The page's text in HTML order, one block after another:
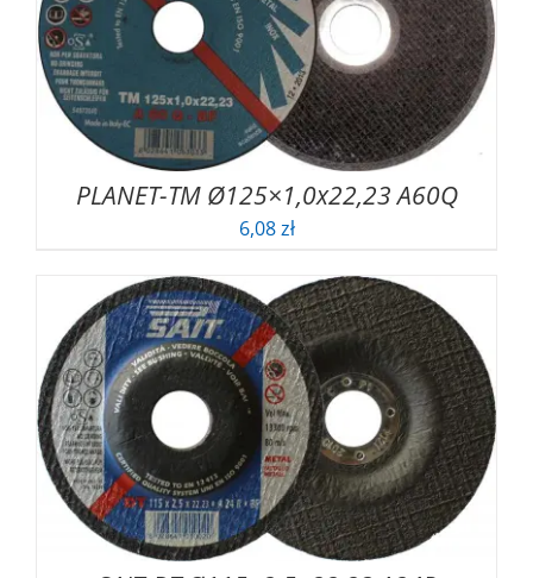
PLANET-TM Ø125×1,0x22,23 A60Q
6,08zł